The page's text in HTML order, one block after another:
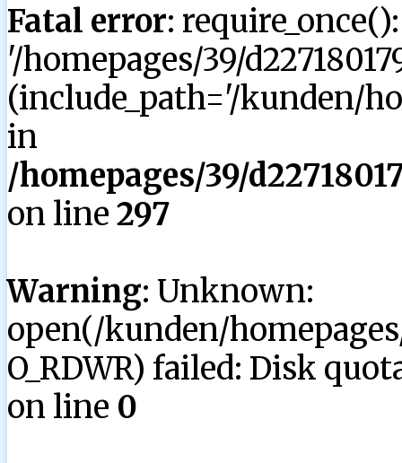
Fatal error:
'/homepages/39/
(include_path='/kunden/
in
/homepages/39/
on line 297
Warning: Unknown:
open(/kunden/
O_RDWR) failed: Disk
on line 0